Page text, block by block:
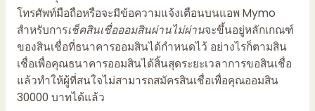
โทรศัพท์มือถือหรือจะมีข้อความแจ้งเตือนบนแอพ Mymo
สำหรับการเช็คสินเชื่อออมสินผ่านไม่ผ่านจะขึ้นอยู่หลักเกณฑ์
ของสินเชื่อที่ธนาคารออมสินได้กำหนดไว้ อย่างไรก็ตามสิน
เชื่อเพื่อคุณธนาคารออมสินได้สิ้นสุดระยะเวลาการขอสินเชื่อ
แล้วทำให้ผู้ที่สนใจไม่สามารถสมัครสินเชื่อเพื่อคุณออมสิน
30000 บาทได้แล้ว